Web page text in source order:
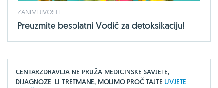
ZANIMLJIVOSTI
Preuzmite besplatni Vodič za detoksikaciju!
CENTARZDRAVLJA NE PRUŽA MEDICINSKE SAVJETE,
DIJAGNOZE ILI TRETMANE, MOLIMO PROČITAJTE UVJETE